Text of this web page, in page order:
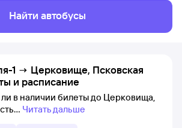
Найти автобусы
1 → Церковище, Псковская
и расписание
ли в наличии билеты до Церковища,
Читать дальше